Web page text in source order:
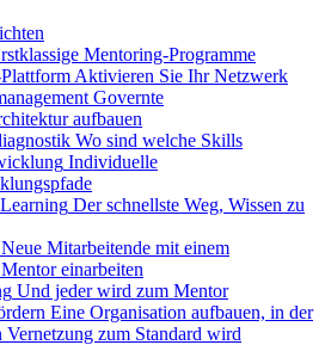
Mentoring-Programme
Aktivieren Sie Ihr Netzwerk
Governte
aufbauen
Wo sind welche Skills
Individuelle
Der schnellste Weg, Wissen zu
Neue Mitarbeitende mit einem
einarbeiten
Und jeder wird zum Mentor
Eine Organisation aufbauen, in der
Vernetzung zum Standard wird